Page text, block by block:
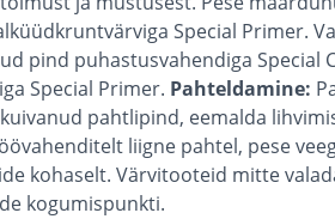
Special Primer.
pind puhastusvahendiga Special
Special Primer. Pahteldamine:
pahtlipind, eemalda
liigne pahtel, pese
kohaselt. Värvitooteid mitte
kogumispunkti.